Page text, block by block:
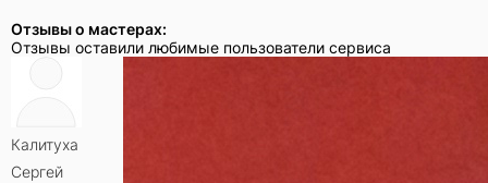
Отзывы о мастерах:
Отзывы оставили любимые пользователи сервиса
Калитуха
Сергей